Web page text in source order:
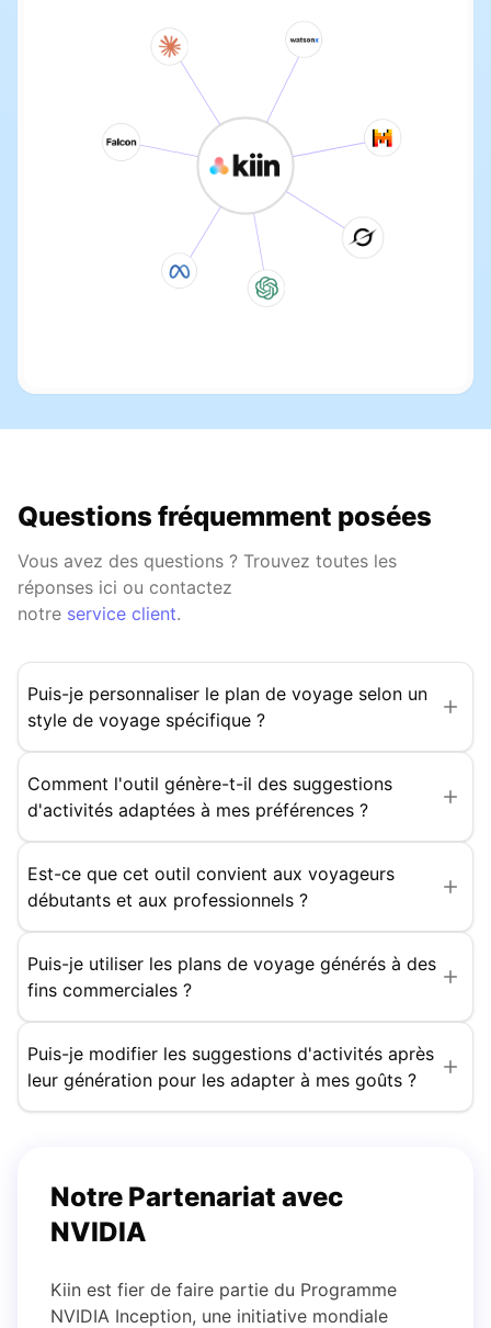
Questions fréquemment posées
Vous avez des questions ? Trouvez toutes les
réponses ici ou contactez
notre service client.
Puis-je personnaliser le plan de voyage selon un
style de voyage spécifique ?
Comment l'outil génère-t-il des suggestions
d'activités adaptées à mes préférences ?
Est-ce que cet outil convient aux voyageurs
débutants et aux professionnels ?
Puis-je utiliser les plans de voyage générés à des
fins commerciales ?
Puis-je modifier les suggestions d'activités après
leur génération pour les adapter à mes goûts ?
Notre Partenariat avec
NVIDIA
Kiin est fier de faire partie du Programme
NVIDIA Inception, une initiative mondiale